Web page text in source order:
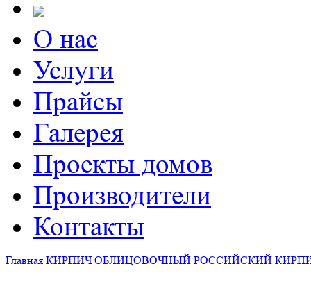
О нас
Услуги
Прайсы
Галерея
Проекты домов
Производители
Контакты
Главная КИРПИЧ ОБЛИЦОВОЧНЫЙ РОССИЙСКИЙ